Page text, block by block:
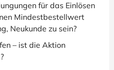
für das Einlösen
Mindestbestellwert
Neukunde zu sein?
– ist die Aktion